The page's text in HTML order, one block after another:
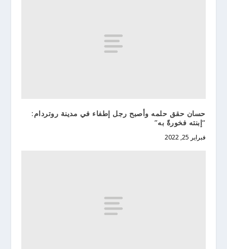
حسان حقق حلمه وأصبح رجل إطفاء في مدينة روتردام:
“إبنته فخورةً به”
فبراير 25, 2022